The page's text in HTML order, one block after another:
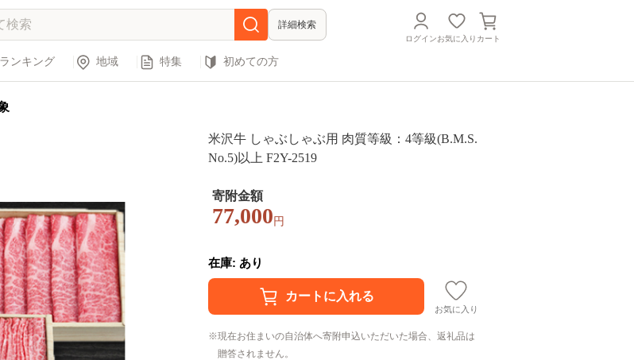
詳細検索
ログインお気に入り カート
ランキング 地域 特集 初めての方
米沢牛 しゃぶしゃぶ用 肉質等級：4等級(B.M.S.
No.5)以上 F2Y-2519
寄附金額
77,000 円
在庫: あり
お気に入り
現在お住まいの自治体へ寄附申込いただいた場合、返礼品は
贈答されません。